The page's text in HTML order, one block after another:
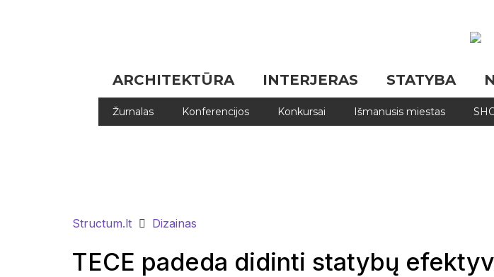
ARCHITEKTŪRA INTERJERAS STATYBA
Žurnalas Konferencijos Konkursai Išmanusis miestas
Structum.lt Dizainas
TECE padeda didinti statybų